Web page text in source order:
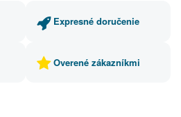
Expresné doručenie
Overené zákazníkmi